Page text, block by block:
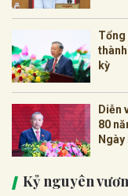
Tổng
kỳ
Diễn
80
Kỷ nguyên